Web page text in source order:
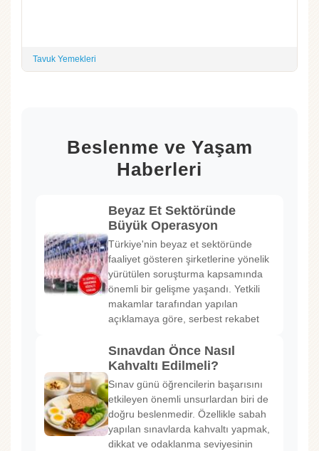
Tavuk Yemekleri
Beslenme ve Yaşam
Haberleri
Beyaz Et Sektöründe
Büyük Operasyon
Türkiye'nin beyaz et sektöründe
faaliyet gösteren şirketlerine yönelik
yürütülen soruşturma kapsamında
önemli bir gelişme yaşandı. Yetkili
makamlar tarafından yapılan
açıklamaya göre, serbest rekabet
Sınavdan Önce Nasıl
Kahvaltı Edilmeli?
Sınav günü öğrencilerin başarısını
etkileyen önemli unsurlardan biri de
doğru beslenmedir. Özellikle sabah
yapılan sınavlarda kahvaltı yapmak,
dikkat ve odaklanma seviyesinin